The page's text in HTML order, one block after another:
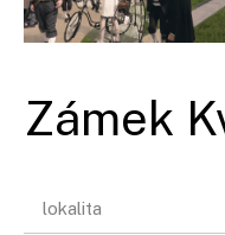
Zámek
lokalita